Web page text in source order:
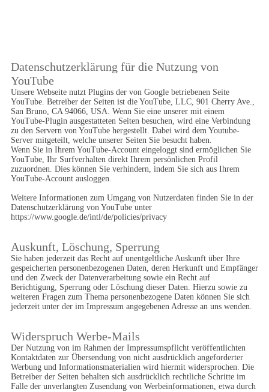
Datenschutzerklärung für die Nutzung von
YouTube
Unsere Webseite nutzt Plugins der von Google betriebenen Seite
YouTube. Betreiber der Seiten ist die YouTube, LLC, 901 Cherry Ave.,
San Bruno, CA 94066, USA. Wenn Sie eine unserer mit einem
YouTube-Plugin ausgestatteten Seiten besuchen, wird eine Verbindung
zu den Servern von YouTube hergestellt. Dabei wird dem Youtube-
Server mitgeteilt, welche unserer Seiten Sie besucht haben.
Wenn Sie in Ihrem YouTube-Account eingeloggt sind ermöglichen Sie
YouTube, Ihr Surfverhalten direkt Ihrem persönlichen Profil
zuzuordnen. Dies können Sie verhindern, indem Sie sich aus Ihrem
YouTube-Account ausloggen.
Weitere Informationen zum Umgang von Nutzerdaten finden Sie in der
Datenschutzerklärung von YouTube unter
https://www.google.de/intl/de/policies/privacy
Auskunft, Löschung, Sperrung
Sie haben jederzeit das Recht auf unentgeltliche Auskunft über Ihre
gespeicherten personenbezogenen Daten, deren Herkunft und Empfänger
und den Zweck der Datenverarbeitung sowie ein Recht auf
Berichtigung, Sperrung oder Löschung dieser Daten. Hierzu sowie zu
weiteren Fragen zum Thema personenbezogene Daten können Sie sich
jederzeit unter der im Impressum angegebenen Adresse an uns wenden.
Widerspruch Werbe-Mails
Der Nutzung von im Rahmen der Impressumspflicht veröffentlichten
Kontaktdaten zur Übersendung von nicht ausdrücklich angeforderter
Werbung und Informationsmaterialien wird hiermit widersprochen. Die
Betreiber der Seiten behalten sich ausdrücklich rechtliche Schritte im
Falle der unverlangten Zusendung von Werbeinformationen, etwa durch